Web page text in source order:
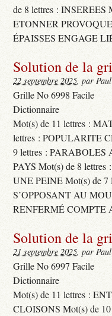
de 8 lettres :
ETONNER
ÉPAISSES ENGAGE
Solution de la
22 septembre 2025, par
Grille No 6998 Facile
Dictionnaire
Mot(s) de 11 lettres :
lettres : POPULARITE
9 lettres :
PAYS Mot(s) de 8
UNE PEINE Mot(s) de
S’OPPOSANT AU
RENFERMÉ
Solution de la
21 septembre 2025, par
Grille No 6997 Facile
Dictionnaire
Mot(s) de 11 lettres :
CLOISONS Mot(s) de